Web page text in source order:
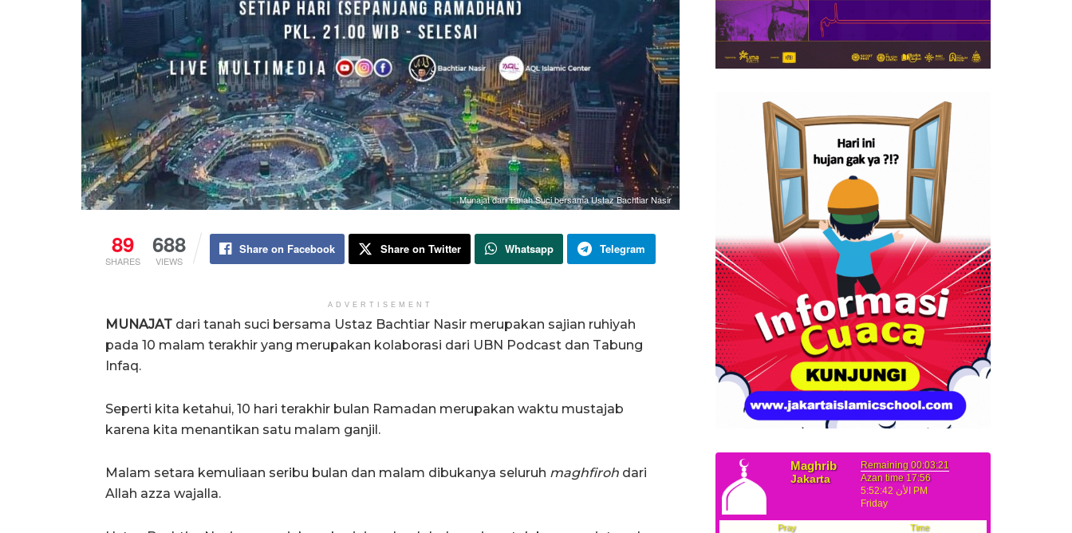
Munajat dari Tanah Suci bersama Ustaz Bachtiar Nasir
89
SHARES
688
VIEWS
Share on Facebook Share on Twitter Whatsapp Telegram
ADVERTISEMENT
MUNAJAT dari tanah suci bersama Ustaz Bachtiar Nasir merupakan sajian ruhiyah
pada 10 malam terakhir yang merupakan kolaborasi dari UBN Podcast dan Tabung
Infaq.
Seperti kita ketahui, 10 hari terakhir bulan Ramadan merupakan waktu mustajab
karena kita menantikan satu malam ganjil.
Malam setara kemuliaan seribu bulan dan malam dibukanya seluruh maghfiroh dari
Allah azza wajalla.